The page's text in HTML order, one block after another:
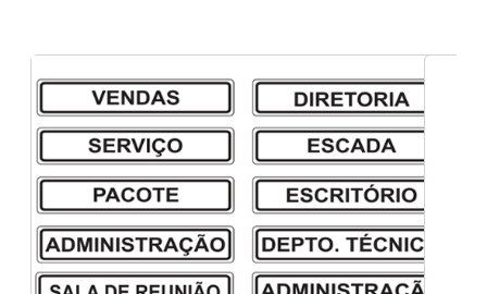
Adesivos de sinalização